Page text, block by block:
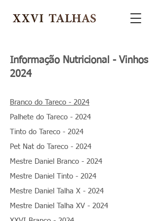
Informação Nutricional - Vinhos
2024
Branco do Tareco - 2024
Palhete do Tareco - 2024
Tinto do Tareco - 2024
Pet Nat do Tareco - 2024
Mestre Daniel Branco - 2024
Mestre Daniel Tinto - 2024
Mestre Daniel Talha X - 2024
Mestre Daniel Talha XV - 2024